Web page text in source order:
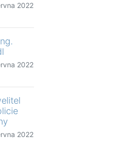
2022
2022
2022